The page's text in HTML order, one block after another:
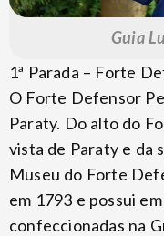
Guia
1ª Parada – Forte
O Forte Defensor
Paraty. Do alto do
vista de Paraty e da
Museu do Forte
em 1793 e possui
confeccionadas na